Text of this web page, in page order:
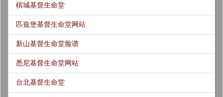
槟城基督生命堂
匹兹堡基督生命堂网站
新山基督生命堂脸谱
悉尼基督生命堂网站
台北基督生命堂